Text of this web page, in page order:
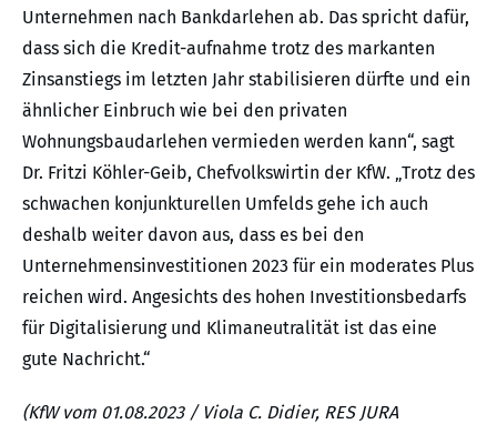
Unternehmen nach Bankdarlehen ab. Das spricht dafür,
dass sich die Kredit-aufnahme trotz des markanten
Zinsanstiegs im letzten Jahr stabilisieren dürfte und ein
ähnlicher Einbruch wie bei den privaten
Wohnungsbaudarlehen vermieden werden kann“, sagt
Dr. Fritzi Köhler-Geib, Chefvolkswirtin der KfW. „Trotz des
schwachen konjunkturellen Umfelds gehe ich auch
deshalb weiter davon aus, dass es bei den
Unternehmensinvestitionen 2023 für ein moderates Plus
reichen wird. Angesichts des hohen Investitionsbedarfs
für Digitalisierung und Klimaneutralität ist das eine
gute Nachricht.“
(KfW vom 01.08.2023 / Viola C. Didier, RES JURA